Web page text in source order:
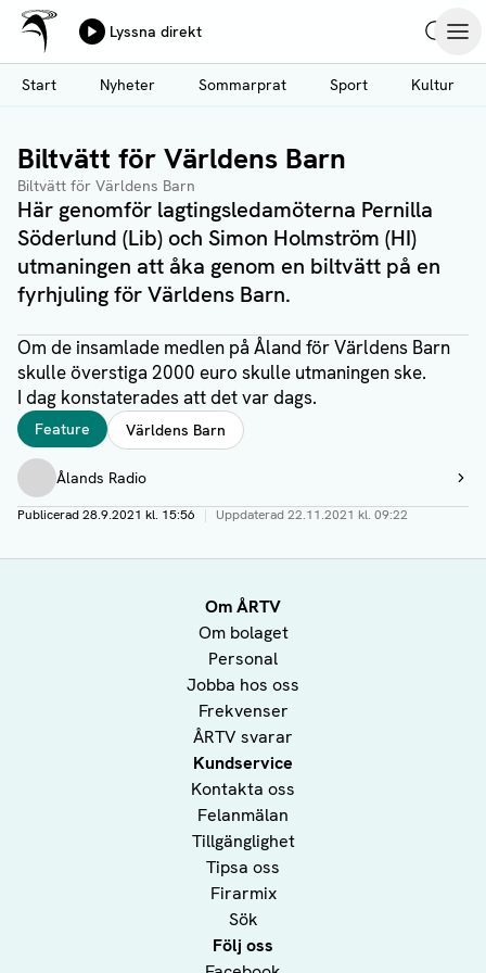
Hoppa
till
huvudinnehåll
Ålands Radio & TV
Lyssna direkt
Start
Nyheter Sommarprat Sport Kultur
Biltvätt för Världens Barn
-0:00
Biltvätt för Världens Barn
Här genomför lagtingsledamöterna Pernilla
Söderlund (Lib) och Simon Holmström (HI)
utmaningen att åka genom en biltvätt på en
fyrhjuling för Världens Barn.
Om de insamlade medlen på Åland för Världens Barn
skulle överstiga 2000 euro skulle utmaningen ske.
I dag konstaterades att det var dags.
Taggar
Feature Världens Barn
Författare
Ålands Radio
Visa profil
Publicerad28.9.2021 kl. 15:56 | Uppdaterad22.11.2021 kl. 09:22
Om ÅRTV
Om bolaget
Personal
Jobba hos oss
Frekvenser
ÅRTV svarar
Kundservice
Kontakta oss
Felanmälan
Tillgänglighet
Tipsa oss
Firarmix
Sök
Följ oss